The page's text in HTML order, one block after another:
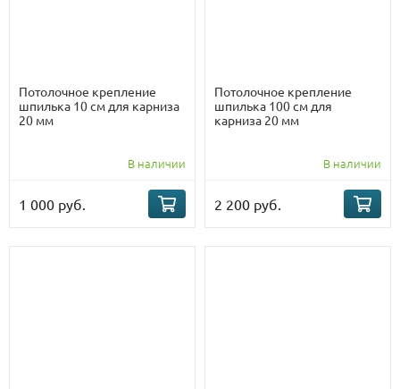
Потолочное крепление
шпилька 10 см для карниза
20 мм
В наличии
1 000 руб.
Потолочное крепление
шпилька 100 см для
карниза 20 мм
В наличии
2 200 руб.